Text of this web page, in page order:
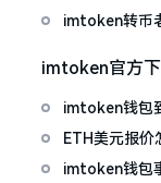
imtoken转币
imtoken官方
imtoken钱包
ETH美元报价
imtoken钱包